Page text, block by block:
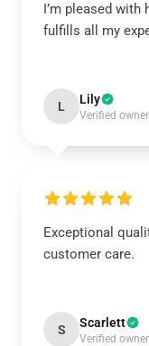
I’m pleased
fulfills all my
L Lily
Verified owner
Exceptional
customer care.
S Scarlett
Verified owner